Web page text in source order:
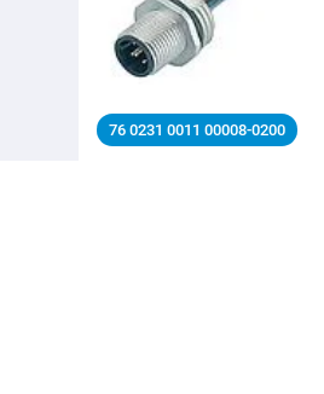
76 0231 0011 00008-0200